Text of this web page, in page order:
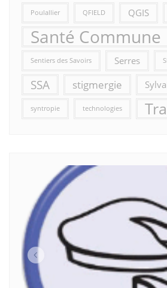
Poulallier QFIELD QGIS
Santé Commune
Sentiers des Savoirs Serres
SSA stigmergie
syntropie technologies